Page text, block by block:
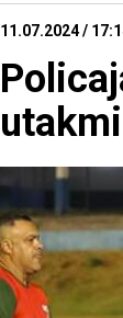
11.07.2024 /